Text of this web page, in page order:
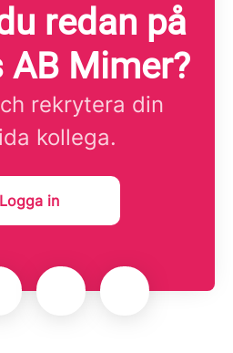
redan på
AB Mimer?
rekrytera din
kollega.
Logga in